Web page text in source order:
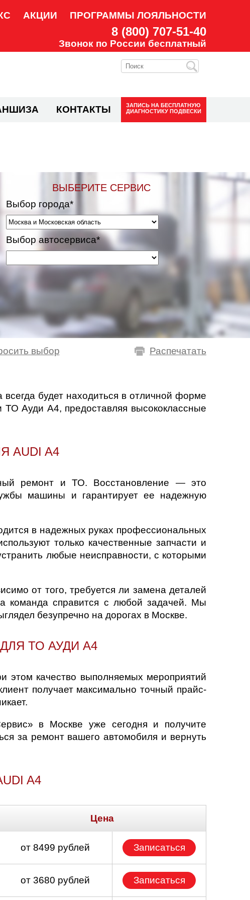
АКЦИИ ПРОГРАММЫ ЛОЯЛЬНОСТИ
8 (800) 707-51-40
Звонок по России бесплатный
КОНТАКТЫ ЗАПИСЬ НА БЕСПЛАТНУЮ
ДИАГНОСТИКУ ПОДВЕСКИ
ВЫБЕРИТЕ СЕРВИС
Выбор города*
Выбор автосервиса*
Распечатать
выбор
будет находиться в отличной форме
ТО Ауди А4, предоставляя высококлассные
AUDI A4
ремонт и ТО. Восстановление — это
машины и гарантирует ее надежную
в надежных руках профессиональных
только качественные запчасти и
любые неисправности, с которыми
от того, требуется ли замена деталей
команда справится с любой задачей. Мы
безупречно на дорогах в Москве.
ТО АУДИ А4
качество выполняемых мероприятий
получает максимально точный прайс-
в Москве уже сегодня и получите
за ремонт вашего автомобиля и вернуть
A4
Цена
от 8499 рублей Записаться
от 3680 рублей Записаться